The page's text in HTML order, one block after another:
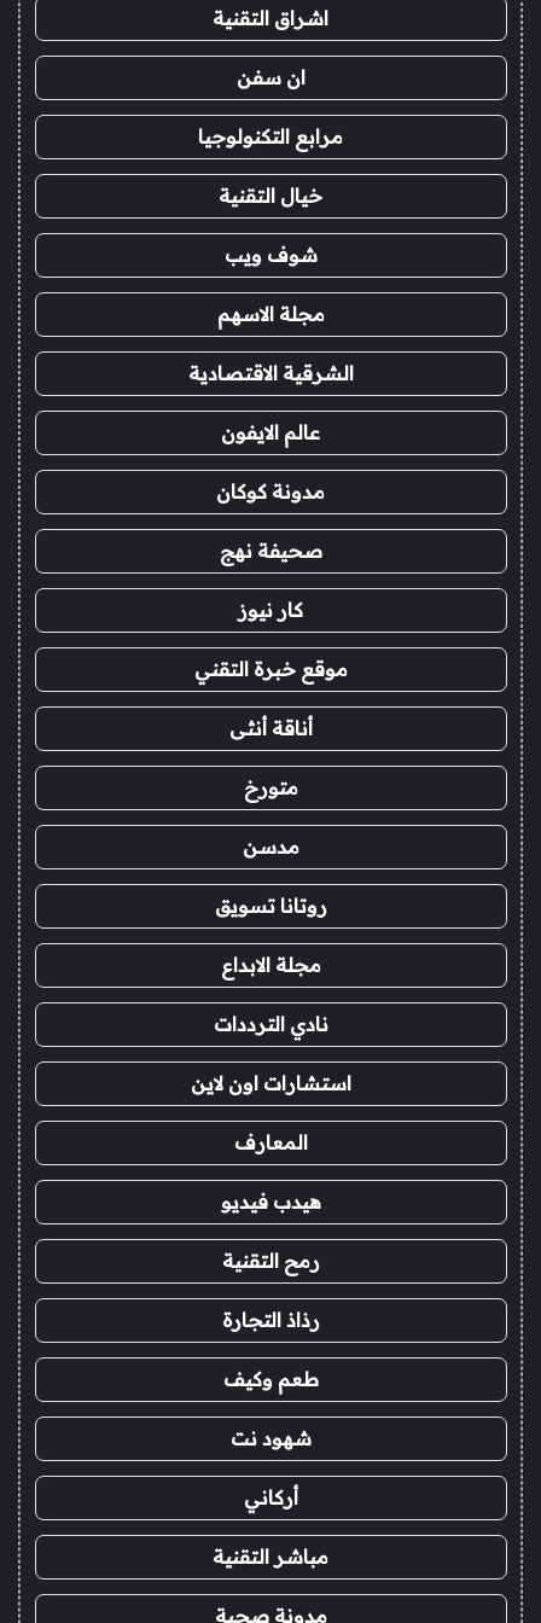
اشراق التقنية
ان سفن
مرابع التكنولوجيا
خيال التقنية
شوف ويب
مجلة الاسهم
الشرقية الاقتصادية
عالم الايفون
مدونة كوكان
صحيفة نهج
كار نيوز
موقع خبرة التقني
أناقة أنثى
متورخ
مدسن
روتانا تسويق
مجلة الابداع
نادي الترددات
استشارات اون لاين
المعارف
هيدب فيديو
رمح التقنية
رذاذ التجارة
طعم وكيف
شهود نت
أركاني
مباشر التقنية
مدونة صحبة